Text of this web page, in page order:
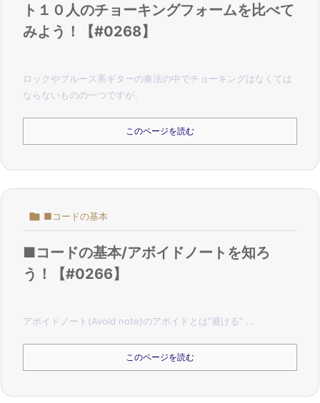
ト１０人のチョーキングフォームを比べて
みよう！【#0268】
ロックやブルース系ギターの奏法の中でチョーキングはなくては
ならないものの一つですが、
このページを読む
 ■コードの基本
■コードの基本/アボイドノートを知ろ
う！【#0266】
アボイドノート(Avoid note)のアボイドとは”避ける” ...
このページを読む